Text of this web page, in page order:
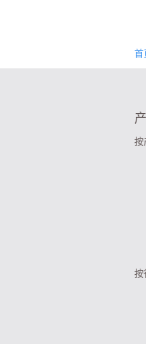
首
按
按